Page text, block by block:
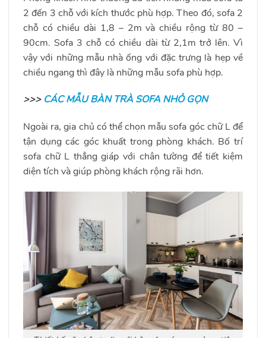
2 đến 3 chỗ với kích thước phù hợp. Theo đó, sofa 2
chỗ có chiều dài 1,8 – 2m và chiều rộng từ 80 –
90cm. Sofa 3 chỗ có chiều dài từ 2,1m trở lên. Vì
vậy với những mẫu nhà ống với đặc trưng là hẹp về
chiều ngang thì đây là những mẫu sofa phù hợp.
>>> CÁC MẪU BÀN TRÀ SOFA NHỎ GỌN
Ngoài ra, gia chủ có thể chọn mẫu sofa góc chữ L để
tận dụng các góc khuất trong phòng khách. Bố trí
sofa chữ L thẳng giáp với chân tường để tiết kiệm
diện tích và giúp phòng khách rộng rãi hơn.